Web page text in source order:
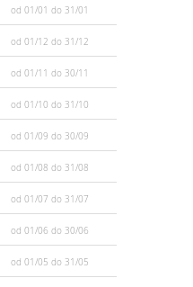
od 01/01 do 31/01
od 01/12 do 31/12
od 01/11 do 30/11
od 01/10 do 31/10
od 01/09 do 30/09
od 01/08 do 31/08
od 01/07 do 31/07
od 01/06 do 30/06
od 01/05 do 31/05